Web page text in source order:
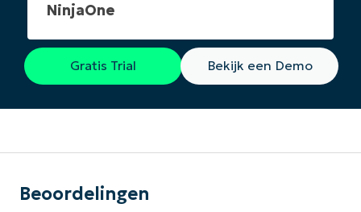
NinjaOne
Gratis Trial Bekijk een Demo
Beoordelingen